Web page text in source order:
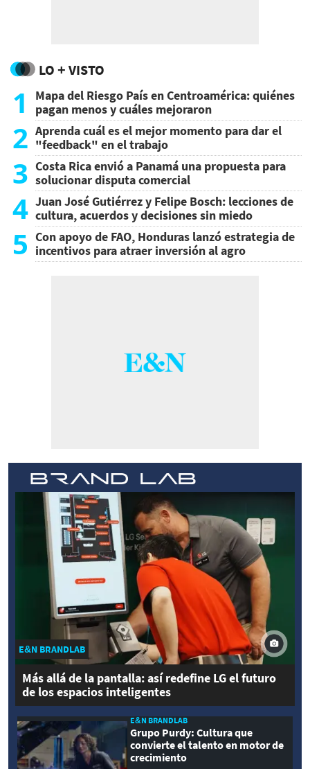
LO + VISTO
1
Mapa del Riesgo País en Centroamérica: quiénes
pagan menos y cuáles mejoraron
2 Aprenda cuál es el mejor momento para dar el
"feedback" en el trabajo
3 Costa Rica envió a Panamá una propuesta para
solucionar disputa comercial
4 Juan José Gutiérrez y Felipe Bosch: lecciones de
cultura, acuerdos y decisiones sin miedo
5 Con apoyo de FAO, Honduras lanzó estrategia de
incentivos para atraer inversión al agro
E&N BRANDLAB
Más allá de la pantalla: así redefine LG el futuro
de los espacios inteligentes
E&N BRANDLAB
Grupo Purdy: Cultura que
convierte el talento en motor de
crecimiento